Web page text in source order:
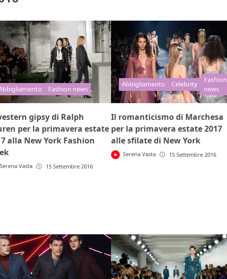
Fashion news
gipsy di Ralph
per la primavera estate
alla New York Fashion
Serena Vasta 15 Settembre 2016
Abbigliamento Celebrity
Fashion
news
Il romanticismo di Marchesa
per la primavera estate 2017
alle sfilate di New York
Serena Vasta 15 Settembre 2016